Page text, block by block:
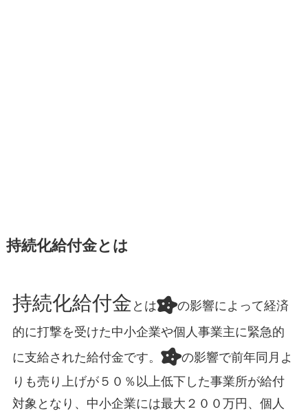
持続化給付金とは
持続化給付金 とは
の影響によって経済
的に打撃を受けた中小企業や個人事業主に緊急的
に支給された給付金です。
の影響で前年同月よ
りも売り上げが５０％以上低下した事業所が給付
対象となり、中小企業には最大２００万円、個人